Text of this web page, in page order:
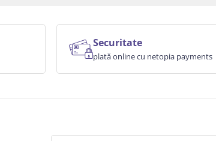
Securitate
plată online cu netopia payments